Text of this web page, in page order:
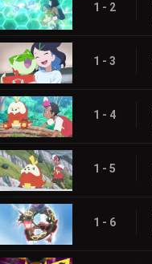
1 - 2
1 - 3
1 - 4
1 - 5
1 - 6